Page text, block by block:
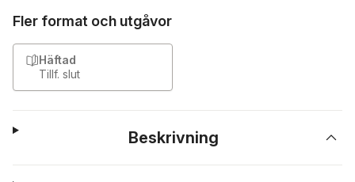
Fler format och utgåvor
Häftad
Tillf. slut
Beskrivning